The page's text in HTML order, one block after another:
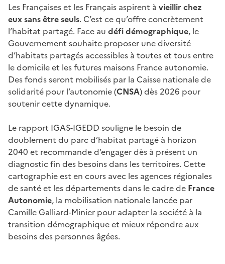
Les Françaises et les Français aspirent à vieillir chez
eux sans être seuls. C’est ce qu’offre concrètement
l’habitat partagé. Face au défi démographique, le
Gouvernement souhaite proposer une diversité
d’habitats partagés accessibles à toutes et tous entre
le domicile et les futures maisons France autonomie.
Des fonds seront mobilisés par la Caisse nationale de
solidarité pour l’autonomie (CNSA) dès 2026 pour
soutenir cette dynamique.
Le rapport IGAS-IGEDD souligne le besoin de
doublement du parc d’habitat partagé à horizon
2040 et recommande d’engager dès à présent un
diagnostic fin des besoins dans les territoires. Cette
cartographie est en cours avec les agences régionales
de santé et les départements dans le cadre de France
Autonomie, la mobilisation nationale lancée par
Camille Galliard-Minier pour adapter la société à la
transition démographique et mieux répondre aux
besoins des personnes âgées.